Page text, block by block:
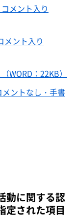
メント入り
メント入り
WORD：22KB）
ントなし・手書
動に関する認
定された項目